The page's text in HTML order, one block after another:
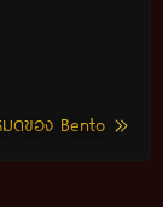
ดของ Bento